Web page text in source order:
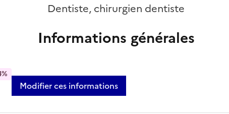
Dentiste, chirurgien dentiste
Informations générales
Modifier ces informations